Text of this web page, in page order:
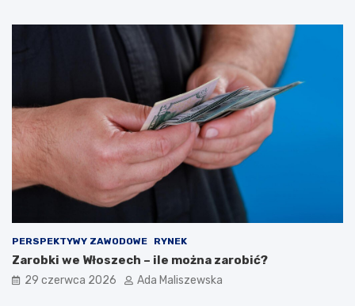
PERSPEKTYWY ZAWODOWE RYNEK
Zarobki we Włoszech – ile można zarobić?
29 czerwca 2026 Ada Maliszewska